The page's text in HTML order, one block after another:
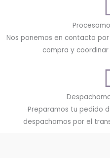
Nos ponemos en contacto
compra y
Preparamos tu pedido
despachamos por el